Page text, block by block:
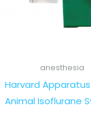
anesthesia
Harvard
Animal Isoflurane